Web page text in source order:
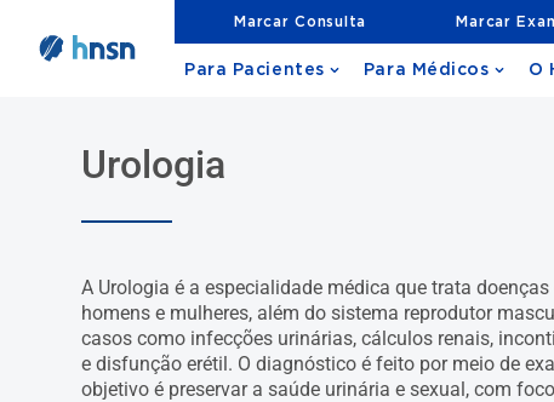
Marcar Consulta Marcar
Para Pacientes Para Médicos O
Urologia
A Urologia é a especialidade médica que trata
homens e mulheres, além do sistema reprodutor
casos como infecções urinárias, cálculos renais,
e disfunção erétil. O diagnóstico é feito por meio de
objetivo é preservar a saúde urinária e sexual, com